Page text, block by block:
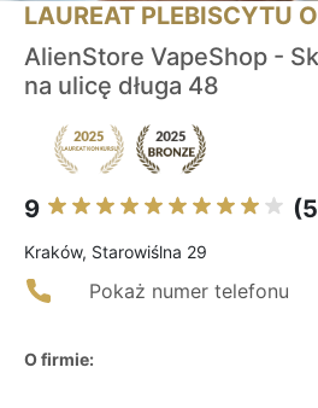
LAUREAT PLEBISCYTU
AlienStore VapeShop -
na ulicę długa 48
9
Kraków, Starowiślna 29
Pokaż numer telefonu
O firmie: